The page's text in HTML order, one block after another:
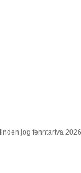
jog fenntartva